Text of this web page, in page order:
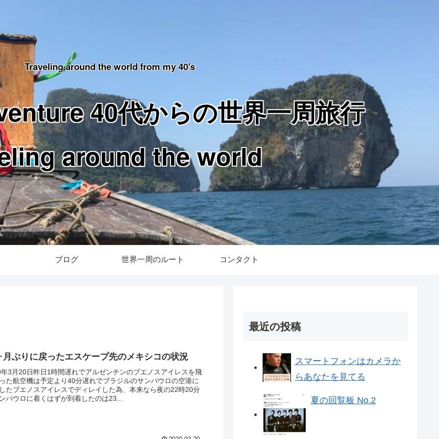
Traveling around the world from my 40's
40代からの世界一周旅行
around the world
ブログ 世界一周のルート コンタクト
月ぶりに戻ったエスケープ先のメキシコの状況
3月20日昨日1時間遅れでアルゼンチンのブエノスアイレスを飛
た航空機は予定より40分遅れでブラジルのサンパウロの空港に
たブエノスアイレスでディレイした為、本来なら夜の22時20分
パウロに着くはずが到着したのは23...
最近の投稿
スマートフォンはカメラか
らあなたを見てる
夏の回覧板 No.2